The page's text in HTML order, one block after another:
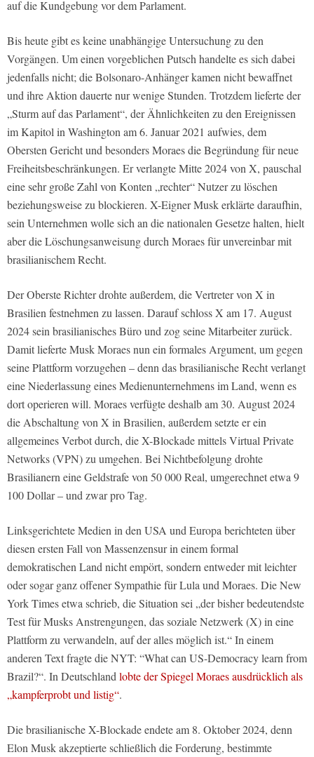
auf die Kundgebung vor dem Parlament.
Bis heute gibt es keine unabhängige Untersuchung zu den
Vorgängen. Um einen vorgeblichen Putsch handelte es sich dabei
jedenfalls nicht; die Bolsonaro-Anhänger kamen nicht bewaffnet
und ihre Aktion dauerte nur wenige Stunden. Trotzdem lieferte der
„Sturm auf das Parlament“, der Ähnlichkeiten zu den Ereignissen
im Kapitol in Washington am 6. Januar 2021 aufwies, dem
Obersten Gericht und besonders Moraes die Begründung für neue
Freiheitsbeschränkungen. Er verlangte Mitte 2024 von X, pauschal
eine sehr große Zahl von Konten „rechter“ Nutzer zu löschen
beziehungsweise zu blockieren. X-Eigner Musk erklärte daraufhin,
sein Unternehmen wolle sich an die nationalen Gesetze halten, hielt
aber die Löschungsanweisung durch Moraes für unvereinbar mit
brasilianischem Recht.
Der Oberste Richter drohte außerdem, die Vertreter von X in
Brasilien festnehmen zu lassen. Darauf schloss X am 17. August
2024 sein brasilianisches Büro und zog seine Mitarbeiter zurück.
Damit lieferte Musk Moraes nun ein formales Argument, um gegen
seine Plattform vorzugehen – denn das brasilianische Recht verlangt
eine Niederlassung eines Medienunternehmens im Land, wenn es
dort operieren will. Moraes verfügte deshalb am 30. August 2024
die Abschaltung von X in Brasilien, außerdem setzte er ein
allgemeines Verbot durch, die X-Blockade mittels Virtual Private
Networks (VPN) zu umgehen. Bei Nichtbefolgung drohte
Brasilianern eine Geldstrafe von 50 000 Real, umgerechnet etwa 9
100 Dollar – und zwar pro Tag.
Linksgerichtete Medien in den USA und Europa berichteten über
diesen ersten Fall von Massenzensur in einem formal
demokratischen Land nicht empört, sondern entweder mit leichter
oder sogar ganz offener Sympathie für Lula und Moraes. Die New
York Times etwa schrieb, die Situation sei „der bisher bedeutendste
Test für Musks Anstrengungen, das soziale Netzwerk (X) in eine
Plattform zu verwandeln, auf der alles möglich ist.“ In einem
anderen Text fragte die NYT: “What can US-Democracy learn from
Brazil?“. In Deutschland lobte der Spiegel Moraes ausdrücklich als
„kampferprobt und listig“.
Die brasilianische X-Blockade endete am 8. Oktober 2024, denn
Elon Musk akzeptierte schließlich die Forderung, bestimmte